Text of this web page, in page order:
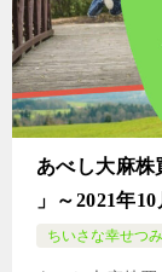
あべし大麻株
」～2021年
ちいさな幸せつ